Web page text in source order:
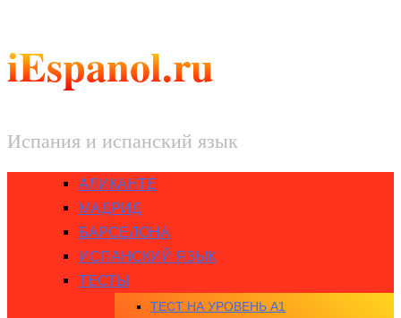
iEspanol.ru
Испания и испанский язык
АЛИКАНТЕ
МАДРИД
БАРСЕЛОНА
ИСПАНСКИЙ ЯЗЫК
ТЕСТЫ
ТЕСТ НА УРОВЕНЬ A1